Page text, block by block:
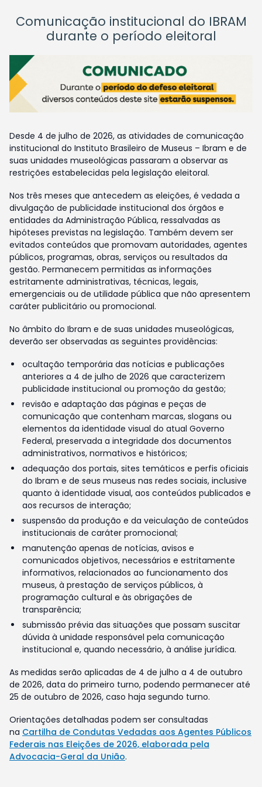
Comunicação institucional do IBRAM
durante o período eleitoral
Desde 4 de julho de 2026, as atividades de comunicação
institucional do Instituto Brasileiro de Museus – Ibram e de
suas unidades museológicas passaram a observar as
restrições estabelecidas pela legislação eleitoral.
Nos três meses que antecedem as eleições, é vedada a
divulgação de publicidade institucional dos órgãos e
entidades da Administração Pública, ressalvadas as
hipóteses previstas na legislação. Também devem ser
evitados conteúdos que promovam autoridades, agentes
públicos, programas, obras, serviços ou resultados da
gestão. Permanecem permitidas as informações
estritamente administrativas, técnicas, legais,
emergenciais ou de utilidade pública que não apresentem
caráter publicitário ou promocional.
No âmbito do Ibram e de suas unidades museológicas,
deverão ser observadas as seguintes providências:
ocultação temporária das notícias e publicações
anteriores a 4 de julho de 2026 que caracterizem
publicidade institucional ou promoção da gestão;
revisão e adaptação das páginas e peças de
comunicação que contenham marcas, slogans ou
elementos da identidade visual do atual Governo
Federal, preservada a integridade dos documentos
administrativos, normativos e históricos;
adequação dos portais, sites temáticos e perfis oficiais
do Ibram e de seus museus nas redes sociais, inclusive
quanto à identidade visual, aos conteúdos publicados e
aos recursos de interação;
suspensão da produção e da veiculação de conteúdos
institucionais de caráter promocional;
manutenção apenas de notícias, avisos e
comunicados objetivos, necessários e estritamente
informativos, relacionados ao funcionamento dos
museus, à prestação de serviços públicos, à
programação cultural e às obrigações de
transparência;
submissão prévia das situações que possam suscitar
dúvida à unidade responsável pela comunicação
institucional e, quando necessário, à análise jurídica.
As medidas serão aplicadas de 4 de julho a 4 de outubro
de 2026, data do primeiro turno, podendo permanecer até
25 de outubro de 2026, caso haja segundo turno.
Orientações detalhadas podem ser consultadas
na Cartilha de Condutas Vedadas aos Agentes Públicos
Federais nas Eleições de 2026, elaborada pela
Advocacia-Geral da União.